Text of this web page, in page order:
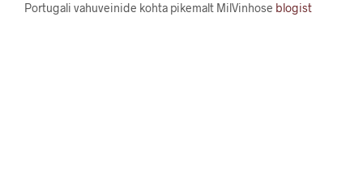
Portugali vahuveinide kohta pikemalt MilVinhose blogist